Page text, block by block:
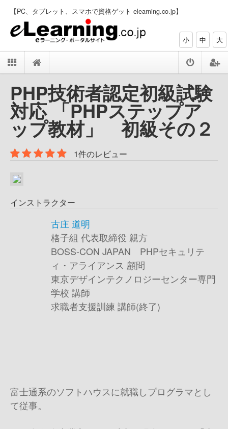
【PC、タブレット、スマホで資格ゲット elearning.co.jp】
小 中 大
PHP技術者認定初級試験
対応 「PHPステップア
ップ教材」 初級その２
1件のレビュー
インストラクター
古庄 道明
格子組 代表取締役 親方
BOSS-CON JAPAN PHPセキュリテ
ィ・アライアンス 顧問
東京デザインテクノロジーセンター専門
学校 講師
求職者支援訓練 講師(終了)
富士通系のソフトハウスに就職しプログラマとし
て従事。